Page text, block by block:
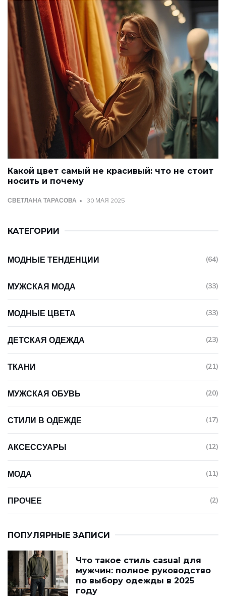
Какой цвет самый не красивый: что не стоит
носить и почему
СВЕТЛАНА ТАРАСОВА 30 МАЯ 2025
КАТЕГОРИИ
МОДНЫЕ ТЕНДЕНЦИИ (64)
МУЖСКАЯ МОДА (33)
МОДНЫЕ ЦВЕТА (33)
ДЕТСКАЯ ОДЕЖДА (23)
ТКАНИ (21)
МУЖСКАЯ ОБУВЬ (20)
СТИЛИ В ОДЕЖДЕ (17)
АКСЕССУАРЫ (12)
МОДА (11)
ПРОЧЕЕ (2)
ПОПУЛЯРНЫЕ ЗАПИСИ
Что такое стиль casual для
мужчин: полное руководство
по выбору одежды в 2025
году